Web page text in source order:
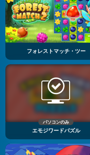
フォレストマッチ・ツー
パソコンのみ
エモジワードパズル